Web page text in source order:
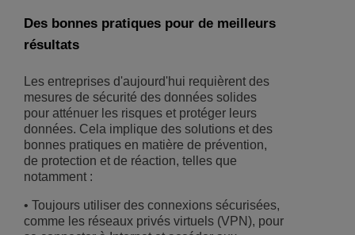
Des bonnes pratiques pour de meilleurs
résultats
Les entreprises d'aujourd'hui requièrent des
mesures de sécurité des données solides
pour atténuer les risques et protéger leurs
données. Cela implique des solutions et des
bonnes pratiques en matière de prévention,
de protection et de réaction, telles que
notamment :
• Toujours utiliser des connexions sécurisées,
comme les réseaux privés virtuels (VPN), pour